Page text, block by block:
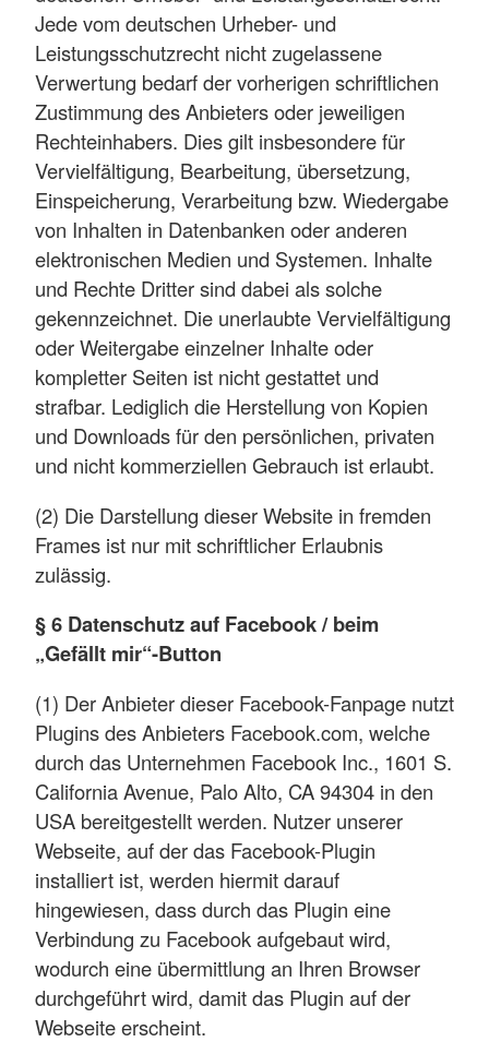
Jede vom deutschen Urheber- und
Leistungsschutzrecht nicht zugelassene
Verwertung bedarf der vorherigen schriftlichen
Zustimmung des Anbieters oder jeweiligen
Rechteinhabers. Dies gilt insbesondere für
Vervielfältigung, Bearbeitung, übersetzung,
Einspeicherung, Verarbeitung bzw. Wiedergabe
von Inhalten in Datenbanken oder anderen
elektronischen Medien und Systemen. Inhalte
und Rechte Dritter sind dabei als solche
gekennzeichnet. Die unerlaubte Vervielfältigung
oder Weitergabe einzelner Inhalte oder
kompletter Seiten ist nicht gestattet und
strafbar. Lediglich die Herstellung von Kopien
und Downloads für den persönlichen, privaten
und nicht kommerziellen Gebrauch ist erlaubt.
(2) Die Darstellung dieser Website in fremden
Frames ist nur mit schriftlicher Erlaubnis
zulässig.
§ 6 Datenschutz auf Facebook / beim
„Gefällt mir“-Button
(1) Der Anbieter dieser Facebook-Fanpage nutzt
Plugins des Anbieters Facebook.com, welche
durch das Unternehmen Facebook Inc., 1601 S.
California Avenue, Palo Alto, CA 94304 in den
USA bereitgestellt werden. Nutzer unserer
Webseite, auf der das Facebook-Plugin
installiert ist, werden hiermit darauf
hingewiesen, dass durch das Plugin eine
Verbindung zu Facebook aufgebaut wird,
wodurch eine übermittlung an Ihren Browser
durchgeführt wird, damit das Plugin auf der
Webseite erscheint.